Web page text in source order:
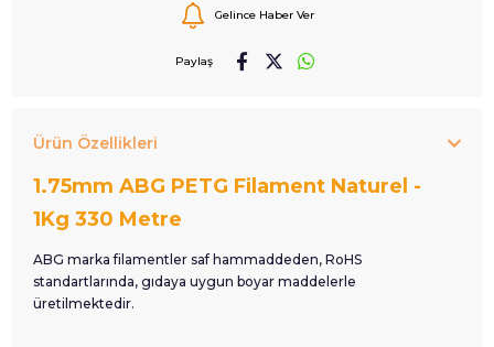
Gelince Haber Ver
Paylaş
Ürün Özellikleri
1.75mm ABG PETG Filament Naturel -
1Kg 330 Metre
ABG marka filamentler saf hammaddeden, RoHS
standartlarında, gıdaya uygun boyar maddelerle
üretilmektedir.